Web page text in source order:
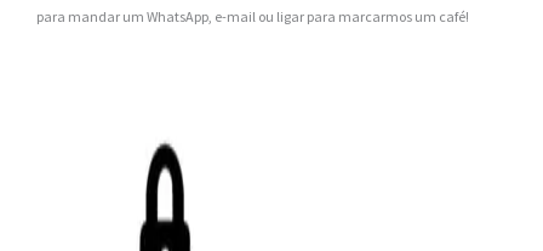
para mandar um WhatsApp, e-mail ou ligar para marcarmos um café!